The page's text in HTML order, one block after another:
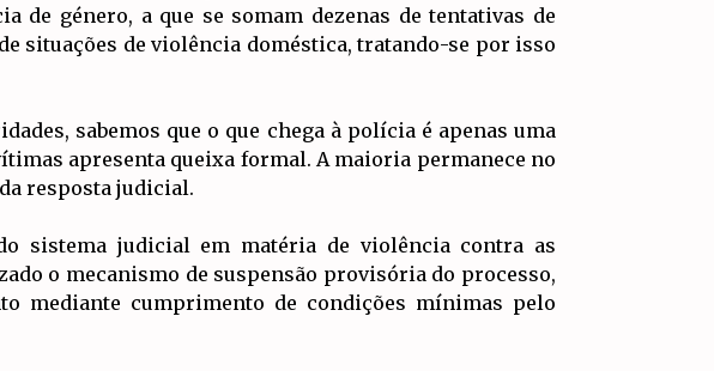
de género, a que se somam dezenas de tentativas de
situações de violência doméstica, tratando-se por isso
sabemos que o que chega à polícia é apenas uma
apresenta queixa formal. A maioria permanece no
resposta judicial.
sistema judicial em matéria de violência contra as
o mecanismo de suspensão provisória do processo,
mediante cumprimento de condições mínimas pelo